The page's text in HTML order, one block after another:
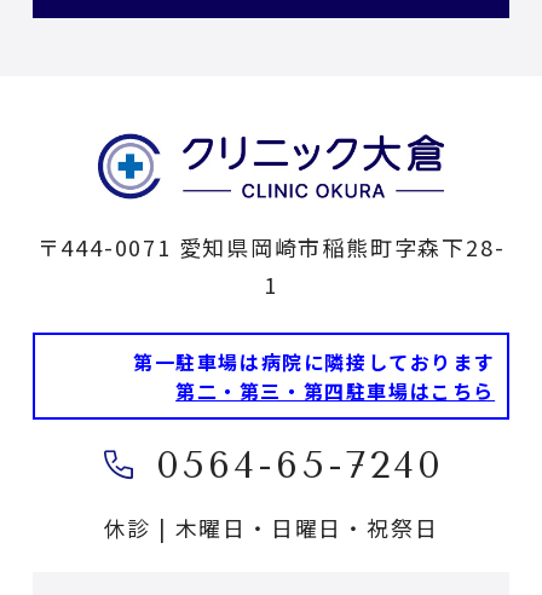
〒444-0071 愛知県岡崎市稲熊町字森下28-
1
第一駐車場は病院に隣接しております
第二・第三・第四駐車場はこちら
0564-65-7240
休診 | 木曜日・日曜日・祝祭日